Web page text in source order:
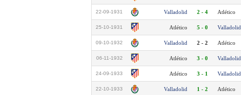
22-09-1931 Valladolid 2 - 4 Atlético
25-10-1931 Atlético 5 - 0 Valladolid
09-10-1932 Valladolid 2 - 2 Atlético
06-11-1932 Atlético 3 - 0 Valladolid
24-09-1933 Atlético 3 - 1 Valladolid
22-10-1933 Valladolid 1 - 2 Atlético